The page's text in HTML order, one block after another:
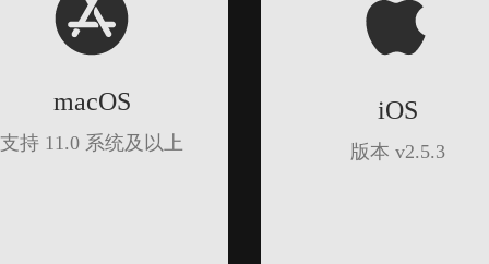
macOS
支持 11.0 系统及以上
iOS
版本 v2.5.3